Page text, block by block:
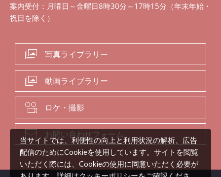
案内受付：月曜日～金曜日8時30分～17時15分（年末年始・
祝日を除く）
写真ライブラリー
動画ライブラリー
ロケ・撮影
お問い合わせフォーム
当サイトでは、利便性の向上と利用状況の解析、広告
配信のためにCookieを使用しています。サイトを閲覧
いただく際には、Cookieの使用に同意いただく必要が